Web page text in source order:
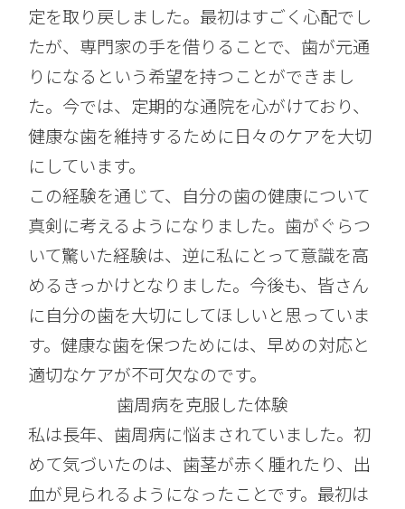
定を取り戻しました。最初はすごく心配でし
たが、専門家の手を借りることで、歯が元通
りになるという希望を持つことができまし
た。今では、定期的な通院を心がけており、
健康な歯を維持するために日々のケアを大切
にしています。
この経験を通じて、自分の歯の健康について
真剣に考えるようになりました。歯がぐらつ
いて驚いた経験は、逆に私にとって意識を高
めるきっかけとなりました。今後も、皆さん
に自分の歯を大切にしてほしいと思っていま
す。健康な歯を保つためには、早めの対応と
適切なケアが不可欠なのです。
歯周病を克服した体験
私は長年、歯周病に悩まされていました。初
めて気づいたのは、歯茎が赤く腫れたり、出
血が見られるようになったことです。最初は